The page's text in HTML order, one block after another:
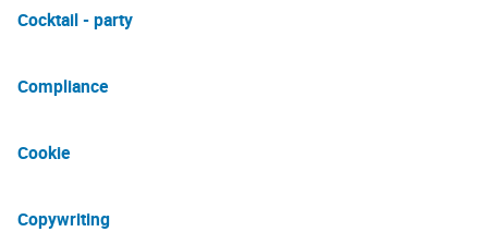
Cocktail - party
Compliance
Cookie
Copywriting